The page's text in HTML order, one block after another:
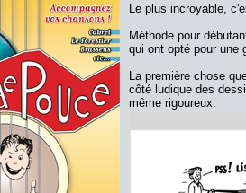
Le plus incroyable,
Méthode pour
qui ont opté pour une
La première chose
côté ludique des
même rigoureux.